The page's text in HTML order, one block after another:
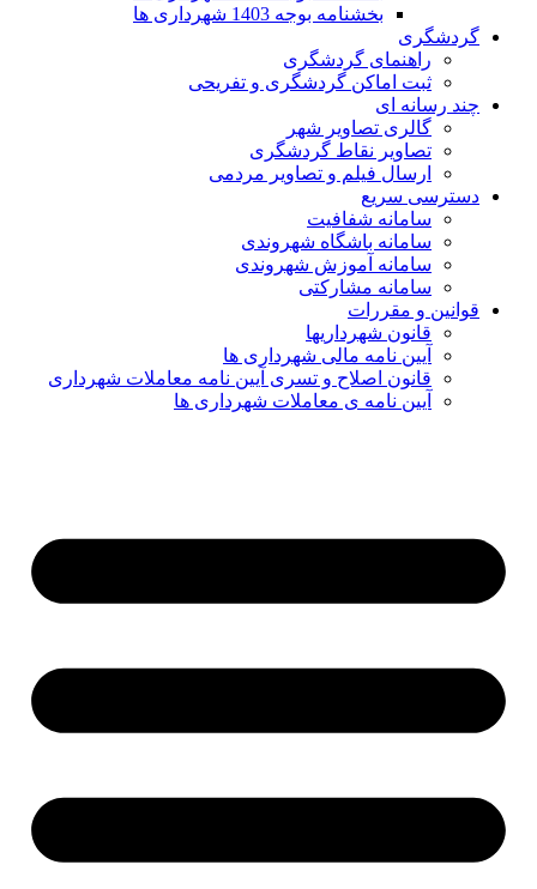
بخشنامه بوجه 1403 شهرداری ها
گردشگری
راهنمای گردشگری
ثبت اماکن گردشگری و تفریحی
چند رسانه ای
گالری تصاویر شهر
تصاویر نقاط گردشگری
ارسال فیلم و تصاویر مردمی
دسترسی سریع
سامانه شفافیت
سامانه باشگاه شهروندی
سامانه آموزش شهروندی
سامانه مشارکتی
قوانین و مقررات
قانون شهرداریها
آیین نامه مالی شهرداری ها
قانون اصلاح و تسری آیین نامه معاملات شهرداری
آیین نامه ی معاملات شهرداری ها